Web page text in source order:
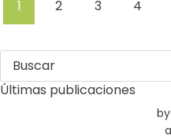
1 2 3 4
Últimas publicaciones
by